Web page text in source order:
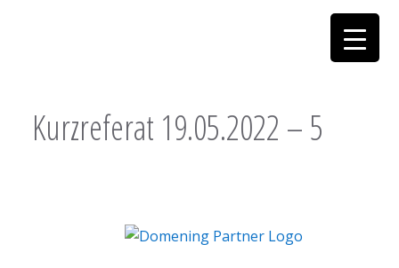
Kurzreferat 19.05.2022 – 5